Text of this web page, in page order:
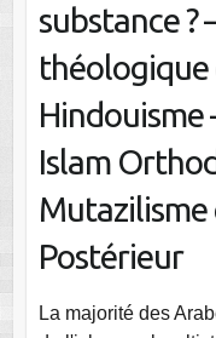
substance ?
théologique
Hindouisme
Islam
Mutazilisme
Postérieur
La majorité des